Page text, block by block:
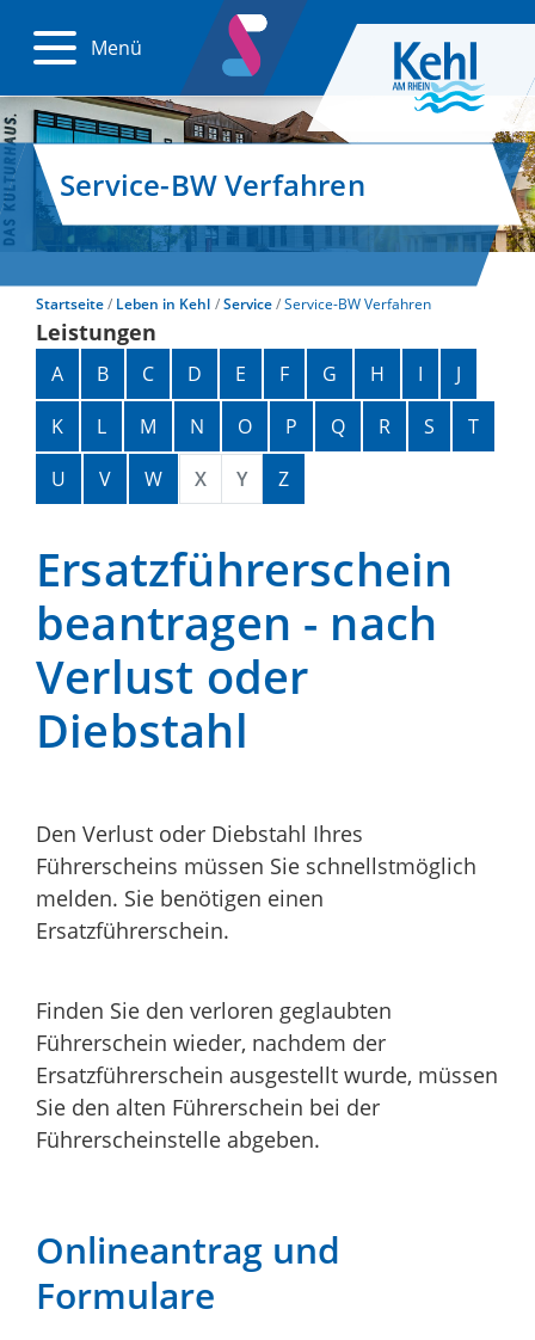
Menü
Service-BW Verfahren
Startseite Leben in Kehl Service Service-BW Verfahren
Leistungen
Alphabetisches Register überspringen
A B C D E F G H I
J
K
L M N O P Q R S
T
U
V W X Y Z
Ersatzführerschein
beantragen - nach
Verlust oder
Diebstahl
Den Verlust oder Diebstahl Ihres
Führerscheins müssen Sie schnellstmöglich
melden. Sie benötigen einen
Ersatzführerschein.
Finden Sie den verloren geglaubten
Führerschein wieder, nachdem der
Ersatzführerschein ausgestellt wurde, müssen
Sie den alten Führerschein bei der
Führerscheinstelle abgeben.
Onlineantrag und
Formulare